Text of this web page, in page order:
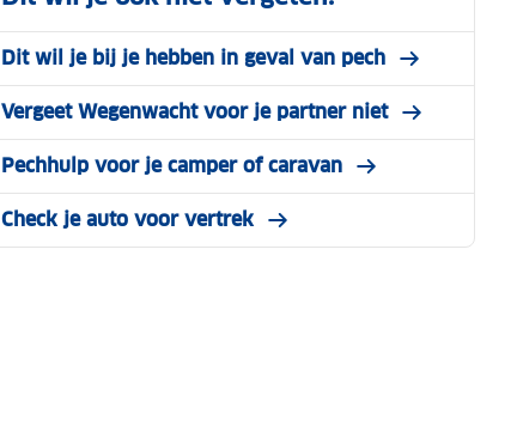
Dit wil je bij je hebben in geval van pech
Vergeet Wegenwacht voor je partner niet
Pechhulp voor je camper of caravan
Check je auto voor vertrek